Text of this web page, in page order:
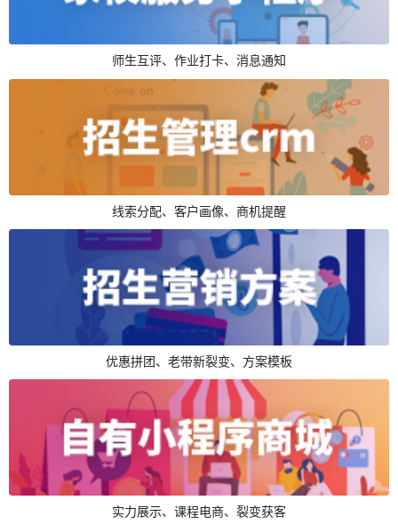
师生互评、作业打卡、消息通知
线索分配、客户画像、商机提醒
优惠拼团、老带新裂变、方案模板
实力展示、课程电商、裂变获客